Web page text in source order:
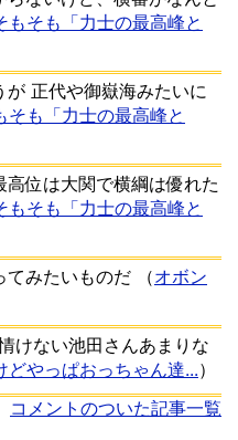
もそも「力士の最高峰と
正代や御嶽海みたいに
そも「力士の最高峰と
位は大関で横綱は優れた
もそも「力士の最高峰と
てみたいものだ
（オボン
けない池田さんあまりな
やっぱおっちゃん達...）
コメントのついた記事一覧